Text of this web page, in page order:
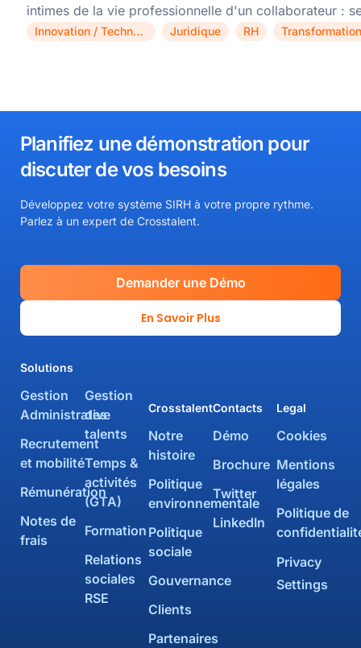
intimes de la vie professionnelle d'un collaborateur :
Innovation / Technologie , Juridique , RH ,
Planifiez une démonstration pour
discuter de vos besoins​
Développez votre système SIRH à votre propre rythme.
Parlez à un expert de Crosstalent.
En Savoir Plus
Demander une Démo
Crosstalent
Notre
histoire
Politique
environnementale
Politique
sociale
Gouvernance
Clients
Partenaires
Solutions
Gestion
Administrative
Recrutement
et mobilité
Rémunération
Notes de
frais
Gestion
des
talents
Temps &
activités
(GTA)
Formation
Relations
sociales
RSE
Contacts
Démo
Brochure
Twitter
LinkedIn
Legal
Cookies
Mentions
légales
Politique de
Privacy
Settings